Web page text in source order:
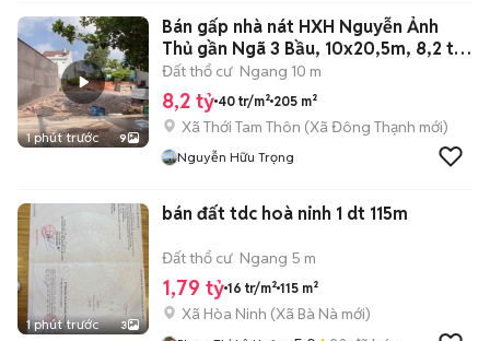
1 phút trước 9
Bán gấp nhà nát HXH Nguyễn Ảnh
Thủ gần Ngã 3 Bầu, 10x20,5m, 8,2 tỷ
TL
Đất thổ cư Ngang 10 m
8,2 tỷ 40 tr/m² 205 m²
Xã Thới Tam Thôn (Xã Đông Thạnh mới)
Nguyễn Hữu Trọng
1 phút trước 3
bán đất tdc hoà ninh 1 dt 115m
Đất thổ cư Ngang 5 m
1,79 tỷ 16 tr/m² 115 m²
Xã Hòa Ninh (Xã Bà Nà mới)